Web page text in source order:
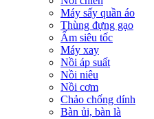
Máy sấy quần áo
Thùng đựng gạo
Ấm siêu tốc
Máy xay
Nồi áp suất
Nồi niêu
Nồi cơm
Chảo chống dính
Bàn ủi, bàn là